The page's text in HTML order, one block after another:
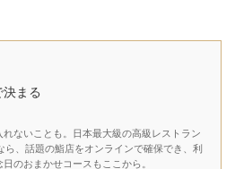
まる
ないことも。日本最大級の高級レストラン
ら、話題の鮨店をオンラインで確保でき、利
のおまかせコースもここから。